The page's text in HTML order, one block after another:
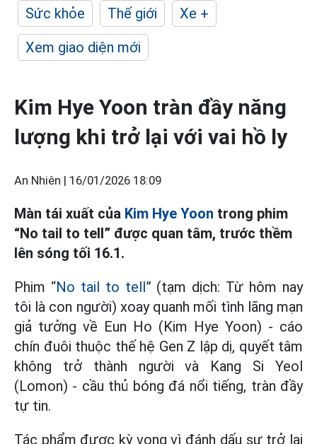
Sức khỏe
Thế giới
Xe +
Xem giao diện mới
Kim Hye Yoon tràn đầy năng
lượng khi trở lại với vai hồ ly
An Nhiên | 16/01/2026 18:09
Màn tái xuất của Kim Hye Yoon trong phim
“No tail to tell” được quan tâm, trước thềm
lên sóng tối 16.1.
Phim “No tail to tell” (tạm dịch: Từ hôm nay
tôi là con người) xoay quanh mối tình lãng mạn
giả tưởng về Eun Ho (Kim Hye Yoon) - cáo
chín đuôi thuộc thế hệ Gen Z lập dị, quyết tâm
không trở thành người và Kang Si Yeol
(Lomon) - cầu thủ bóng đá nổi tiếng, tràn đầy
tự tin.
Tác phẩm được kỳ vọng vì đánh dấu sự trở lại